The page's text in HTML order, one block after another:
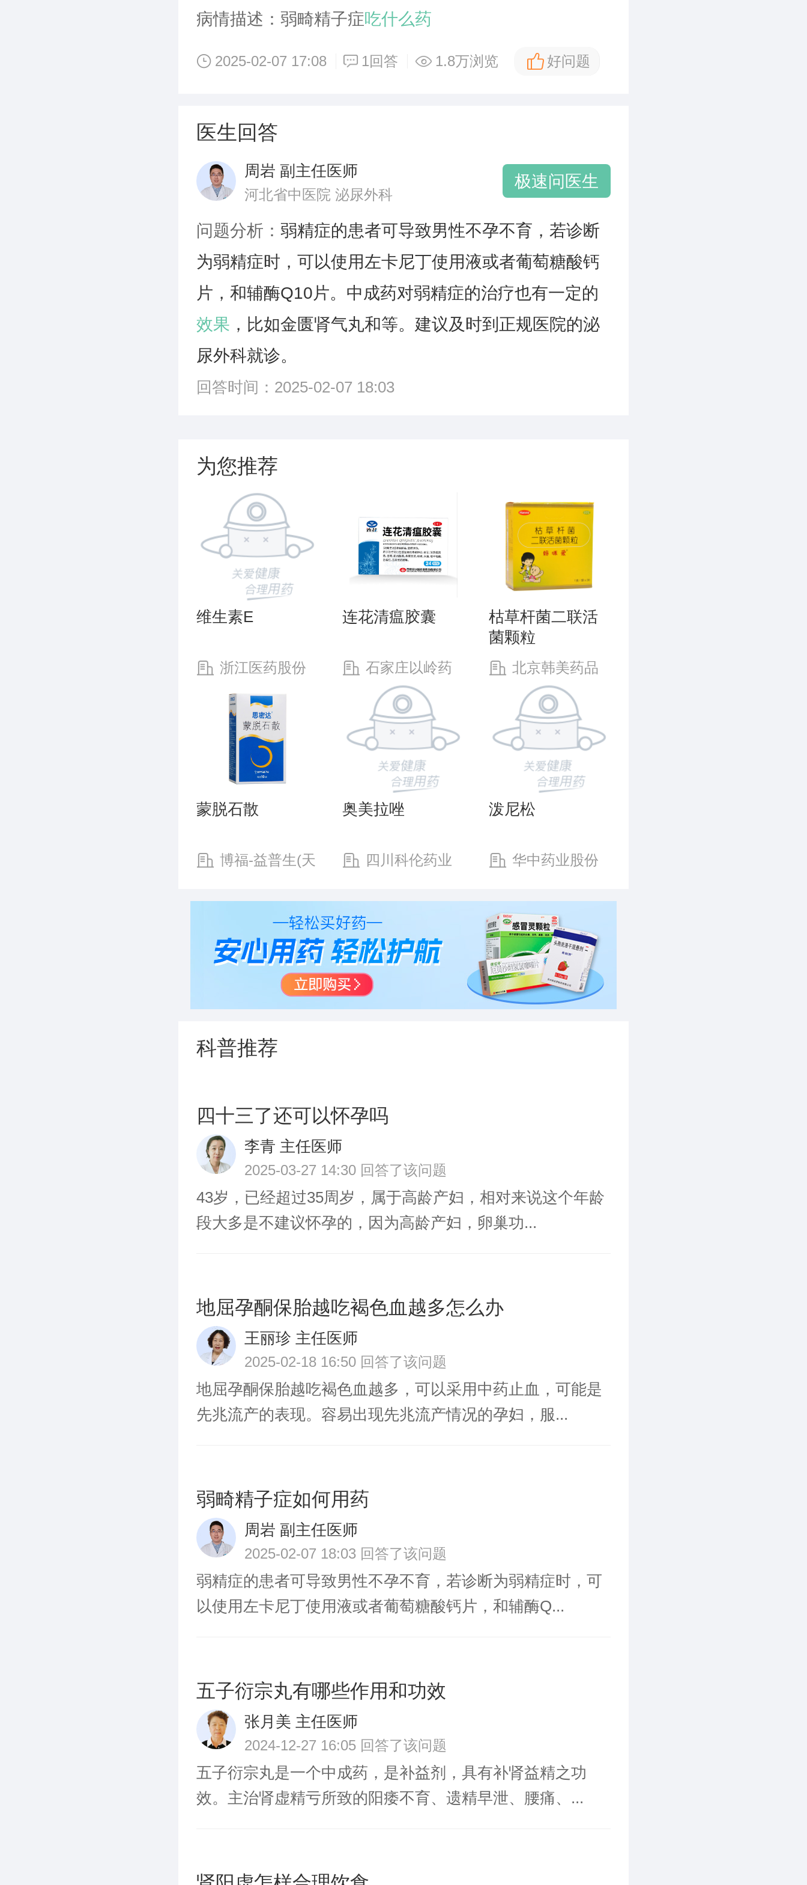
病情描述：弱畸精子症吃什么药
2025-02-07 17:08 1回答 1.8万浏览 好问题
医生回答
周岩 副主任医师
河北省中医院 泌尿外科
极速问医生
问题分析： 弱精症的患者可导致男性不孕不育，若诊断
为弱精症时，可以使用左卡尼丁使用液或者葡萄糖酸钙
片，和辅酶Q10片。中成药对弱精症的治疗也有一定的
效果 ，比如金匮肾气丸和等。建议及时到正规医院的泌
尿外科就诊。
回答时间：2025-02-07 18:03
为您推荐
维生素E
浙江医药股份
有限公司新昌制药
连花清瘟胶囊
石家庄以岭药
业股份有限公司
枯草杆菌二联活
菌颗粒
北京韩美药品
有限公司
蒙脱石散
博福-益普生(天
奥美拉唑
四川科伦药业
泼尼松
华中药业股份
科普推荐
四十三了还可以怀孕吗
李青 主任医师
2025-03-27 14:30 回答了该问题
43岁，已经超过35周岁，属于高龄产妇，相对来说这个年龄
段大多是不建议怀孕的，因为高龄产妇，卵巢功...
地屈孕酮保胎越吃褐色血越多怎么办
王丽珍 主任医师
2025-02-18 16:50 回答了该问题
地屈孕酮保胎越吃褐色血越多，可以采用中药止血，可能是
先兆流产的表现。容易出现先兆流产情况的孕妇，服...
弱畸精子症如何用药
周岩 副主任医师
2025-02-07 18:03 回答了该问题
弱精症的患者可导致男性不孕不育，若诊断为弱精症时，可
以使用左卡尼丁使用液或者葡萄糖酸钙片，和辅酶Q...
五子衍宗丸有哪些作用和功效
张月美 主任医师
2024-12-27 16:05 回答了该问题
五子衍宗丸是一个中成药，是补益剂，具有补肾益精之功
效。主治肾虚精亏所致的阳痿不育、遗精早泄、腰痛、...